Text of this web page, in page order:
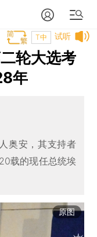
试听
T中
轮大选考
年
奥安，其支持者
载的现任总统埃
原图